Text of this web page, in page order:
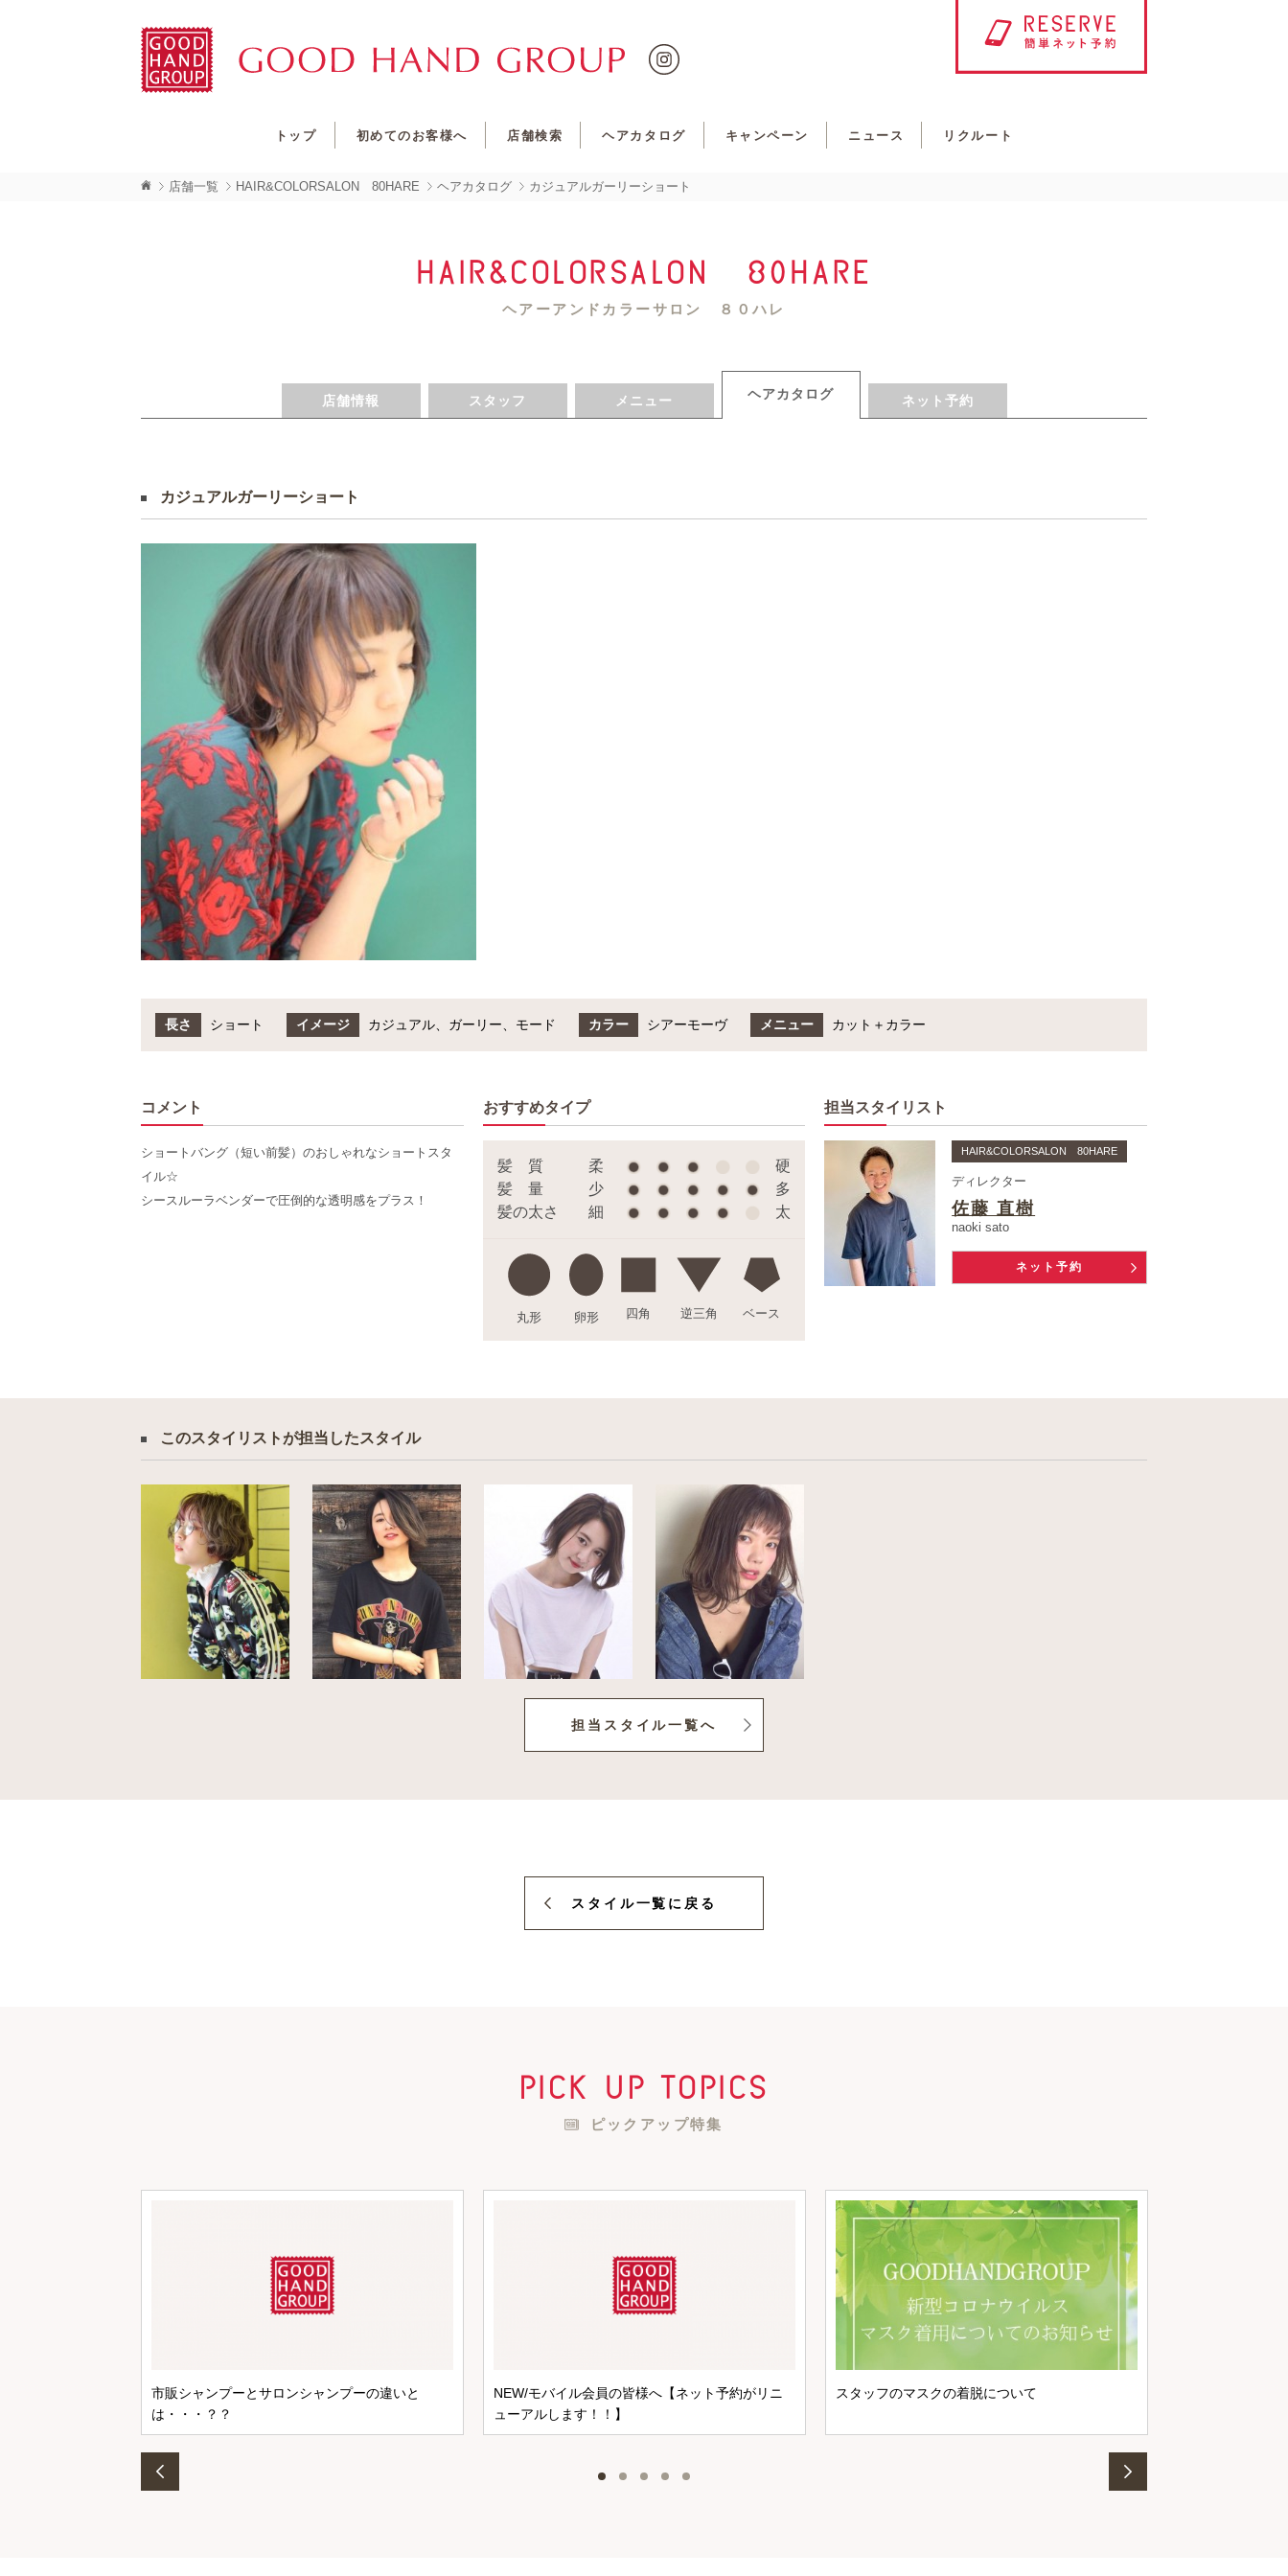
トップ 初めてのお客様へ 店舗検索 ヘアカタログ キャンペーン ニュース リクルート
店舗一覧 HAIR&COLORSALON 80HARE ヘアカタログ カジュアルガーリーショート
HAIR&COLORSALON 80HARE
ヘアーアンドカラーサロン ８０ハレ
店舗情報 スタッフ メニュー ヘアカタログ ネット予約
カジュアルガーリーショート
長さ ショート イメージ カジュアル、ガーリー、モード カラー シアーモーヴ メニュー カット＋カラー
コメント
ショートバング（短い前髪）のおしゃれなショートスタ
イル☆
シースルーラベンダーで圧倒的な透明感をプラス！
おすすめタイプ
髪 質 柔
硬
髪 量
少
多
髪の太さ
細 太
丸形 卵形 四角 逆三角 ベース
担当スタイリスト
HAIR&COLORSALON 80HARE
ディレクター
佐藤 直樹
naoki sato
ネット予約
このスタイリストが担当したスタイル
担当スタイル一覧へ
スタイル一覧に戻る
pick up topics
ピックアップ特集
市販シャンプーとサロンシャンプーの違いと
は・・・？？
NEW/モバイル会員の皆様へ【ネット予約がリニ
ューアルします！！】
スタッフのマスクの着脱について